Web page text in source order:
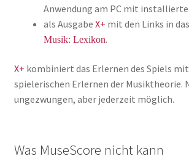
Anwendung am PC mit
als Ausgabe X+ mit den Links in
Musik: Lexikon.
X+ kombiniert das Erlernen des Spiels
spielerischen Erlernen der Musiktheorie.
ungezwungen, aber jederzeit möglich.
Was MuseScore nicht kann